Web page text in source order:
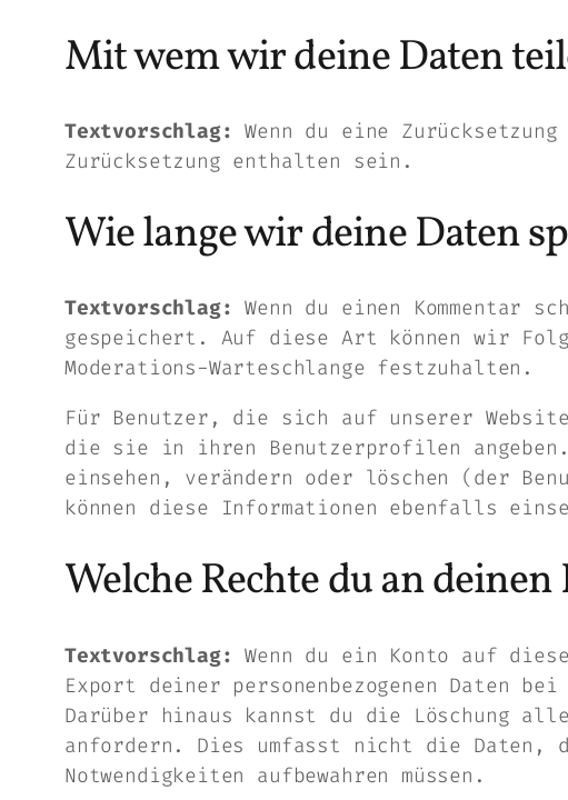
Mit wem wir deine Daten
Textvorschlag:Wenn du eine
Zurücksetzung enthalten sein.
Wie lange wir deine Daten
Textvorschlag:Wenn du einen
gespeichert. Auf diese Art können wir
Moderations-Warteschlange festzuhalten.
Für Benutzer, die sich auf unserer
die sie in ihren Benutzerprofilen
einsehen, verändern oder löschen (der
können diese Informationen ebenfalls
Welche Rechte du an
Textvorschlag:Wenn du ein Konto auf
Export deiner personenbezogenen
Darüber hinaus kannst du die Löschung
anfordern. Dies umfasst nicht die
Notwendigkeiten aufbewahren müssen.